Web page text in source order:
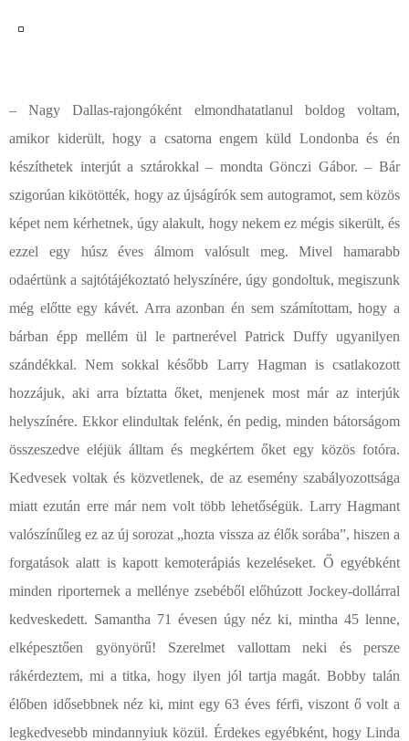
– Nagy Dallas-rajongóként elmondhatatlanul boldog voltam,
amikor kiderült, hogy a csatorna engem küld Londonba és én
készíthetek interjút a sztárokkal – mondta Gönczi Gábor. – Bár
szigorúan kikötötték, hogy az újságírók sem autogramot, sem közös
képet nem kérhetnek, úgy alakult, hogy nekem ez mégis sikerült, és
ezzel egy húsz éves álmom valósult meg. Mivel hamarabb
odaértünk a sajtótájékoztató helyszínére, úgy gondoltuk, megiszunk
még előtte egy kávét. Arra azonban én sem számítottam, hogy a
bárban épp mellém ül le partnerével Patrick Duffy ugyanilyen
szándékkal. Nem sokkal később Larry Hagman is csatlakozott
hozzájuk, aki arra bíztatta őket, menjenek most már az interjúk
helyszínére. Ekkor elindultak felénk, én pedig, minden bátorságom
összeszedve eléjük álltam és megkértem őket egy közös fotóra.
Kedvesek voltak és közvetlenek, de az esemény szabályozottsága
miatt ezután erre már nem volt több lehetőségük. Larry Hagmant
valószínűleg ez az új sorozat „hozta vissza az élők sorába”, hiszen a
forgatások alatt is kapott kemoterápiás kezeléseket. Ő egyébként
minden riporternek a mellénye zsebéből előhúzott Jockey-dollárral
kedveskedett. Samantha 71 évesen úgy néz ki, mintha 45 lenne,
elképesztően gyönyörű! Szerelmet vallottam neki és persze
rákérdeztem, mi a titka, hogy ilyen jól tartja magát. Bobby talán
élőben idősebbnek néz ki, mint egy 63 éves férfi, viszont ő volt a
legkedvesebb mindannyiuk közül. Érdekes egyébként, hogy Linda